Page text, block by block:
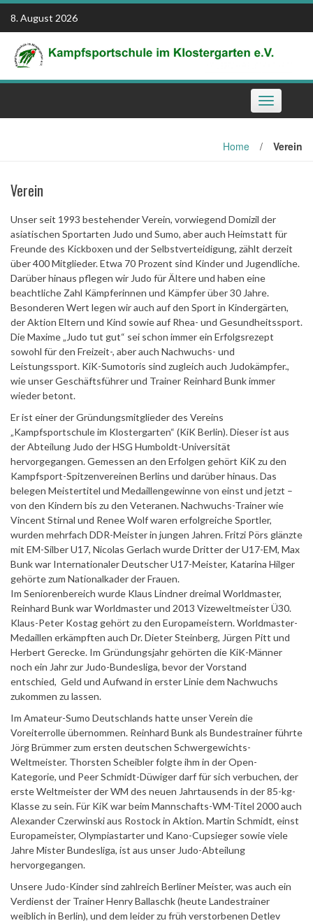
Skip
content
8. August 2026
Toggle
navigation
Home / Verein
Verein
Unser seit 1993 bestehender Verein, vorwiegend Domizil der
asiatischen Sportarten Judo und Sumo, aber auch Heimstatt für
Freunde des Kickboxen und der Selbstverteidigung, zählt derzeit
über 400 Mitglieder. Etwa 70 Prozent sind Kinder und Jugendliche.
Darüber hinaus pflegen wir Judo für Ältere und haben eine
beachtliche Zahl Kämpferinnen und Kämpfer über 30 Jahre.
Besonderen Wert legen wir auch auf den Sport in Kindergärten,
der Aktion Eltern und Kind sowie auf Rhea- und Gesundheitssport.
Die Maxime „Judo tut gut“ sei schon immer ein Erfolgsrezept
sowohl für den Freizeit-, aber auch Nachwuchs- und
Leistungssport. KiK-Sumotoris sind zugleich auch Judokämpfer.,
wie unser Geschäftsführer und Trainer Reinhard Bunk immer
wieder betont.
Er ist einer der Gründungsmitglieder des Vereins
„Kampfsportschule im Klostergarten“ (KiK Berlin). Dieser ist aus
der Abteilung Judo der HSG Humboldt-Universität
hervorgegangen. Gemessen an den Erfolgen gehört KiK zu den
Kampfsport-Spitzenvereinen Berlins und darüber hinaus. Das
belegen Meistertitel und Medaillengewinne von einst und jetzt –
von den Kindern bis zu den Veteranen. Nachwuchs-Trainer wie
Vincent Stirnal und Renee Wolf waren erfolgreiche Sportler,
wurden mehrfach DDR-Meister in jungen Jahren. Fritzi Pörs glänzte
mit EM-Silber U17, Nicolas Gerlach wurde Dritter der U17-EM, Max
Bunk war Internationaler Deutscher U17-Meister, Katarina Hilger
gehörte zum Nationalkader der Frauen.
Im Seniorenbereich wurde Klaus Lindner dreimal Worldmaster,
Reinhard Bunk war Worldmaster und 2013 Vizeweltmeister Ü30.
Klaus-Peter Kostag gehört zu den Europameistern. Worldmaster-
Medaillen erkämpften auch Dr. Dieter Steinberg, Jürgen Pitt und
Herbert Gerecke. Im Gründungsjahr gehörten die KiK-Männer
noch ein Jahr zur Judo-Bundesliga, bevor der Vorstand
entschied, Geld und Aufwand in erster Linie dem Nachwuchs
zukommen zu lassen.
Im Amateur-Sumo Deutschlands hatte unser Verein die
Voreiterrolle übernommen. Reinhard Bunk als Bundestrainer führte
Jörg Brümmer zum ersten deutschen Schwergewichts-
Weltmeister. Thorsten Scheibler folgte ihm in der Open-
Kategorie, und Peer Schmidt-Düwiger darf für sich verbuchen, der
erste Weltmeister der WM des neuen Jahrtausends in der 85-kg-
Klasse zu sein. Für KiK war beim Mannschafts-WM-Titel 2000 auch
Alexander Czerwinski aus Rostock in Aktion. Martin Schmidt, einst
Europameister, Olympiastarter und Kano-Cupsieger sowie viele
Jahre Mister Bundesliga, ist aus unser Judo-Abteilung
hervorgegangen.
Unsere Judo-Kinder sind zahlreich Berliner Meister, was auch ein
Verdienst der Trainer Henry Ballaschk (heute Landestrainer
weiblich in Berlin), und dem leider zu früh verstorbenen Detlev